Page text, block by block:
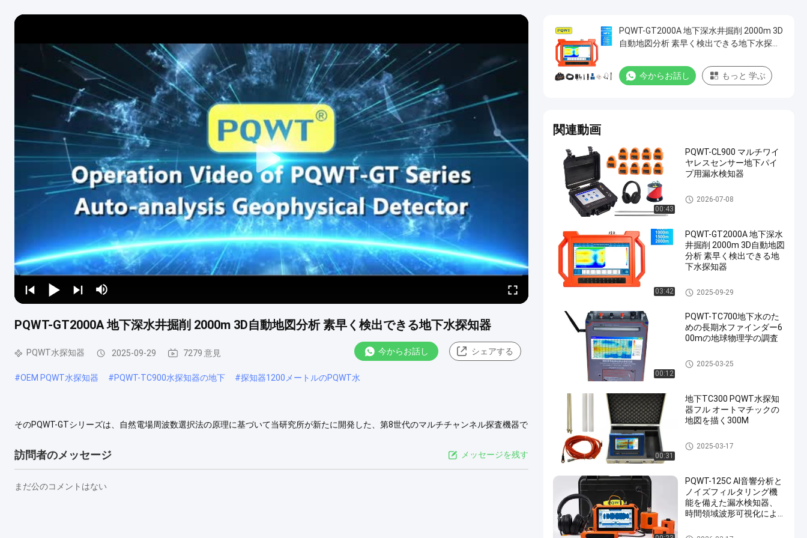
PQWT-GT2000A 地下深水井掘削 2000m 3D自動地図分析 素早く検出できる地下水探知器
PQWT水探知器 2025-09-29 7279 意見 今からお話し シェアする
#OEM PQWT水探知器 #PQWT-TC900水探知器の地下 #探知器1200メートルのPQWT水
そのPQWT-GTシリーズは、自然電場周波数選択法の原理に基づいて当研究所が新たに開発した、第8世代のマルチチャンネル探査機器で
広く使用されています。 このシリーズの機器は、データ収集システム、データ処理システム、自動マッピングシステム、補助分析シス
テム、回路システムを含む.....
訪問者のメッセージ メッセージを残す
まだ公のコメントはない
PQWT-GT2000A 地下深水井掘削 2000m 3D
自動地図分析 素早く検出できる地下水探知
今からお話し もっと 学ぶ
関連動画
00:43
PQWT-CL900 マルチワイ
ヤレスセンサー地下パイ
プ用漏水検知器
PQWT水探知器
2026-07-08
03:42
PQWT-GT2000A 地下深水
井掘削 2000m 3D自動地図
分析 素早く検出できる地
下水探知器
PQWT水探知器
2025-09-29
00:12
PQWT-TC700地下水のた
めの長期水ファインダー6
00mの地球物理学の調査
PQWT水探知器
2025-03-25
00:31
地下TC300 PQWT水探知
器フル オートマチックの
地図を描く300M
PQWT水探知器
2025-03-17
PQWT-125C AI音響分析と
ノイズフィルタリング機
能を備えた漏水検知器、
時間領域波形可視化によ
水パイプラインの漏出探知器